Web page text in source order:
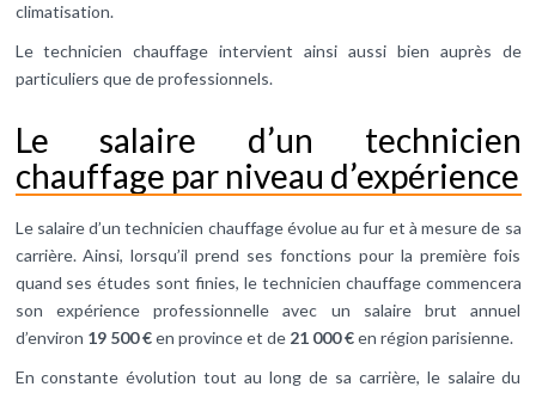
climatisation.
Le technicien chauffage intervient ainsi aussi bien auprès de
particuliers que de professionnels.
Le salaire d’un technicien
chauffage par niveau d’expérience
Le salaire d’un technicien chauffage évolue au fur et à mesure de sa
carrière. Ainsi, lorsqu’il prend ses fonctions pour la première fois
quand ses études sont finies, le technicien chauffage commencera
son expérience professionnelle avec un salaire brut annuel
d’environ 19 500 €en province et de 21 000 €en région parisienne.
En constante évolution tout au long de sa carrière, le salaire du